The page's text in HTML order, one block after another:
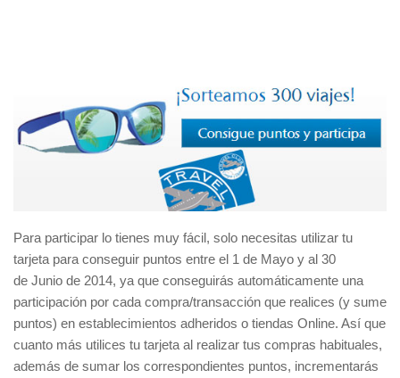
Para participar lo tienes muy fácil, solo necesitas utilizar tu
tarjeta para conseguir puntos entre el 1 de Mayo y al 30
de Junio de 2014, ya que conseguirás automáticamente una
participación por cada compra/transacción que realices (y sume
puntos) en establecimientos adheridos o tiendas Online. Así que
cuanto más utilices tu tarjeta al realizar tus compras habituales,
además de sumar los correspondientes puntos, incrementarás